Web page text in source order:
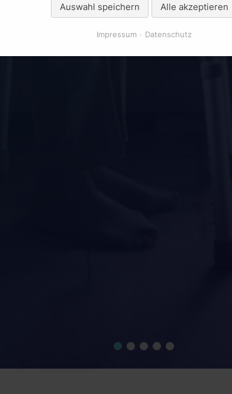
Auswahl speichern Alle akzeptieren
Impressum Datenschutz